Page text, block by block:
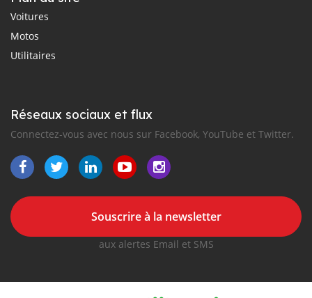
Voitures
Motos
Utilitaires
Réseaux sociaux et flux
Connectez-vous avec nous sur Facebook, YouTube et Twitter.
Souscrire à la newsletter
aux alertes Email et SMS